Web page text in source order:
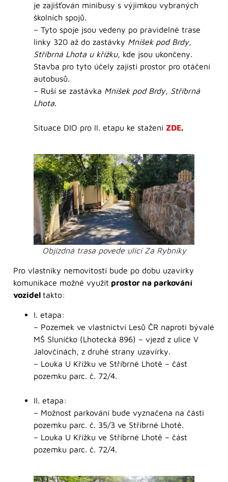
je zajišťován minibusy s výjimkou vybraných
školních spojů.
– Tyto spoje jsou vedeny po pravidelné trase
linky 320 až do zastávky Mníšek pod Brdy,
Stříbrná Lhota u křížku, kde jsou ukončeny.
Stavba pro tyto účely zajistí prostor pro otáčení
autobusů.
– Ruší se zastávka Mníšek pod Brdy, Stříbrná
Lhota.
Situace DIO pro II. etapu ke stažení ZDE.
Objízdná trasa povede ulicí Za Rybníky
Pro vlastníky nemovitostí bude po dobu uzavírky
komunikace možné využít prostor na parkování
vozidel takto:
I. etapa:
– Pozemek ve vlastnictví Lesů ČR naproti bývalé
MŠ Sluníčko (Lhotecká 896) – vjezd z ulice V
Jalovčinách, z druhé strany uzavírky.
– Louka U Křížku ve Stříbrné Lhotě – část
pozemku parc. č. 72/4.
II. etapa:
– Možnost parkování bude vyznačena na části
pozemku parc. č. 35/3 ve Stříbrné Lhotě.
– Louka U Křížku ve Stříbrné Lhotě – část
pozemku parc. č. 72/4.